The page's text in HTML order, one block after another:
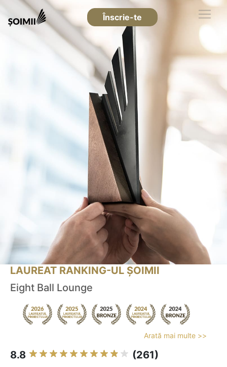
Înscrie-te
LAUREAT RANKING-UL ȘOIMII
Eight Ball Lounge
Arată mai multe >>
8.8 (261)